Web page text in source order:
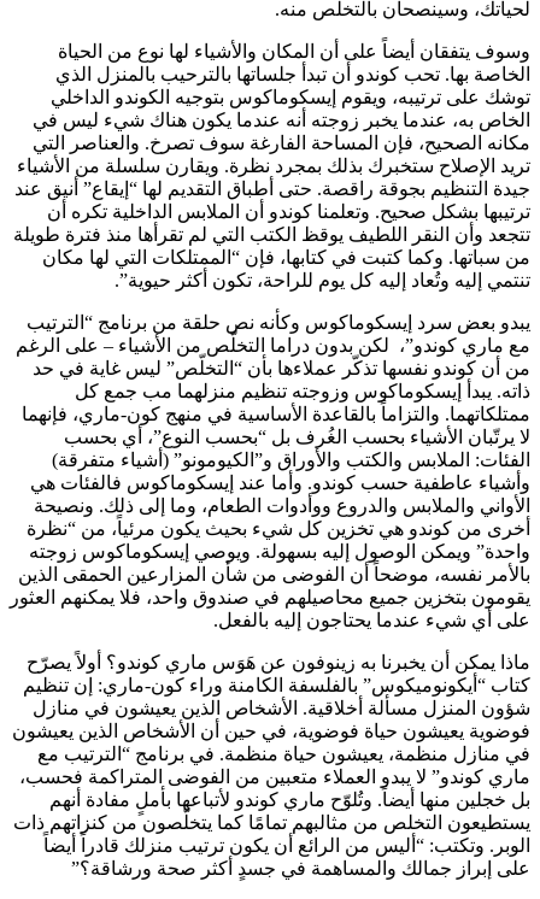
لحياتك، وسينصحان بالتخلص منه.
وسوف يتفقان أيضاً على أن المكان والأشياء لها نوع من الحياة
الخاصة بها. تحب كوندو أن تبدأ جلساتها بالترحيب بالمنزل الذي
توشك على ترتيبه، ويقوم إيسكوماكوس بتوجيه الكوندو الداخلي
الخاص به، عندما يخبر زوجته أنه عندما يكون هناك شيء ليس في
مكانه الصحيح، فإن المساحة الفارغة سوف تصرخ. والعناصر التي
تريد الإصلاح ستخبرك بذلك بمجرد نظرة. ويقارن سلسلة من الأشياء
جيدة التنظيم بجوقة راقصة. حتى أطباق التقديم لها “إيقاع” أنيق عند
ترتيبها بشكل صحيح. وتعلمنا كوندو أن الملابس الداخلية تكره أن
تتجعد وأن النقر اللطيف يوقظ الكتب التي لم تقرأها منذ فترة طويلة
من سباتها. وكما كتبت في كتابها، فإن “الممتلكات التي لها مكان
تنتمي إليه وتُعاد إليه كل يوم للراحة، تكون أكثر حيوية”.
يبدو بعض سرد إيسكوماكوس وكأنه نص حلقة من برنامج “الترتيب
مع ماري كوندو”، لكن بدون دراما التخلّص من الأشياء – على الرغم
من أن كوندو نفسها تذكّر عملاءها بأن “التخلّص” ليس غاية في حد
ذاته. يبدأ إيسكوماكوس وزوجته تنظيم منزلهما مب جمع كل
ممتلكاتهما. والتزاماً بالقاعدة الأساسية في منهج كون-ماري، فإنهما
لا يرتّبان الأشياء بحسب الغُرف بل “بحسب النوع”، أي بحسب
الفئات: الملابس والكتب والأوراق و”الكيومونو” (أشياء متفرقة)
وأشياء عاطفية حسب كوندو. وأما عند إيسكوماكوس فالفئات هي
الأواني والملابس والدروع ووأدوات الطعام، وما إلى ذلك. ونصيحة
أخرى من كوندو هي تخزين كل شيء بحيث يكون مرئياً، من “نظرة
واحدة” ويمكن الوصول إليه بسهولة. ويوصي إيسكوماكوس زوجته
بالأمر نفسه، موضحاً أن الفوضى من شأن المزارعين الحمقى الذين
يقومون بتخزين جميع محاصيلهم في صندوق واحد، فلا يمكنهم العثور
على أي شيء عندما يحتاجون إليه بالفعل.
ماذا يمكن أن يخبرنا به زينوفون عن هَوَس ماري كوندو؟ أولاً يصرّح
كتاب “أيكونوميكوس” بالفلسفة الكامنة وراء كون-ماري: إن تنظيم
شؤون المنزل مسألة أخلاقية. الأشخاص الذين يعيشون في منازل
فوضوية يعيشون حياة فوضوية، في حين أن الأشخاص الذين يعيشون
في منازل منظمة، يعيشون حياة منظمة. في برنامج “الترتيب مع
ماري كوندو” لا يبدو العملاء متعبين من الفوضى المتراكمة فحسب،
بل خجلين منها أيضاً. وتُلوّح ماري كوندو لأتباعها بأملٍ مفادة أنهم
يستطيعون التخلص من مثالبهم تمامًا كما يتخلّصون من كنزاتهم ذات
الوبر. وتكتب: “أليس من الرائع أن يكون ترتيب منزلك قادراً أيضاً
على إبراز جمالك والمساهمة في جسدٍ أكثر صحة ورشاقة؟”